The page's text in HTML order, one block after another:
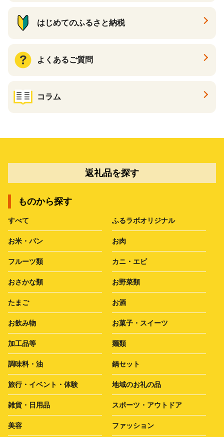
はじめてのふるさと納税
よくあるご質問
コラム
返礼品を探す
ものから探す
すべて ふるラボオリジナル
お米・パン お肉
フルーツ類 カニ・エビ
おさかな類 お野菜類
たまご お酒
お飲み物 お菓子・スイーツ
加工品等 麺類
調味料・油 鍋セット
旅行・イベント・体験 地域のお礼の品
雑貨・日用品 スポーツ・アウトドア
美容 ファッション